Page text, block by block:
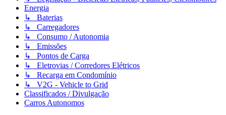
Energia
↳ Baterias
↳ Carregadores
↳ Consumo / Autonomia
↳ Emissões
↳ Pontos de Carga
↳ Eletrovias / Corredores Elétricos
↳ Recarga em Condomínio
↳ V2G - Vehicle to Grid
Classificados / Divulgação
Carros Autonomos